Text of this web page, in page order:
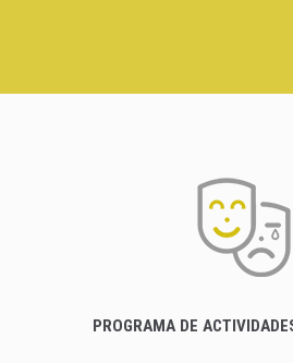
PROGRAMA DE